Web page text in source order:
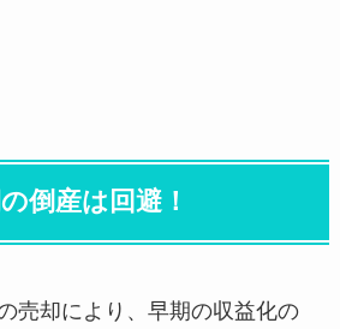
倒産は回避！
売却により、早期の収益化の